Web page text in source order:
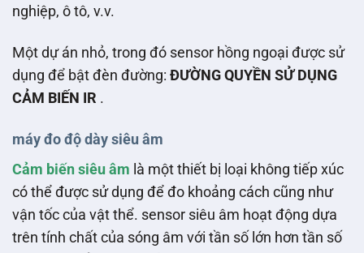
nghiệp, ô tô, v.v.
Một dự án nhỏ, trong đó sensor hồng ngoại được sử
dụng để bật đèn đường: ĐƯỜNG QUYỀN SỬ DỤNG
CẢM BIẾN IR .
máy đo độ dày siêu âm
Cảm biến siêu âm là một thiết bị loại không tiếp xúc
có thể được sử dụng để đo khoảng cách cũng như
vận tốc của vật thể. sensor siêu âm hoạt động dựa
trên tính chất của sóng âm với tần số lớn hơn tần số